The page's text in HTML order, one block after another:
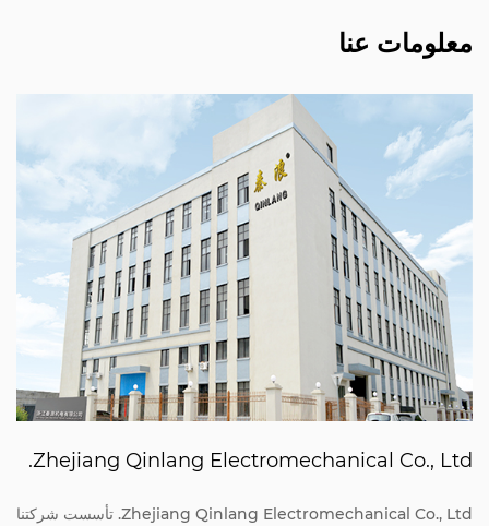
معلومات عنا
Zhejiang Qinlang Electromechanical Co., Ltd.
Zhejiang Qinlang Electromechanical Co., Ltd. تأسست شركتنا